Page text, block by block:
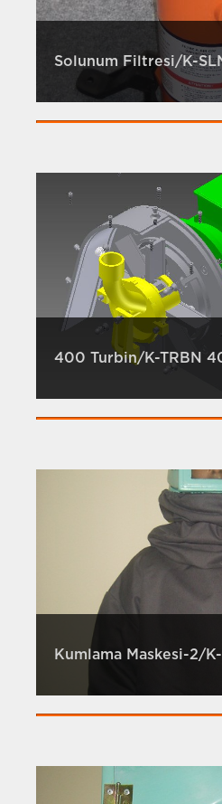
Solunum Filtresi/K-
400 Turbin/K-TRBN
Kumlama Maskesi-2/